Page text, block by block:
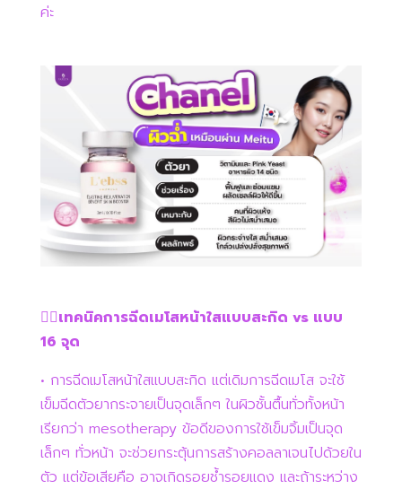
ค่ะ
👉🏻เทคนิคการฉีดเมโสหน้าใสแบบสะกิด vs แบบ
16 จุด
• การฉีดเมโสหน้าใสแบบสะกิด แต่เดิมการฉีดเมโส จะใช้
เข็มฉีดตัวยากระจายเป็นจุดเล็กๆ ในผิวชั้นตื้นทั่วทั้งหน้า
เรียกว่า mesotherapy ข้อดีของการใช้เข็มจิ้มเป็นจุด
เล็กๆ ทั่วหน้า จะช่วยกระตุ้นการสร้างคอลลาเจนไปด้วยใน
ตัว แต่ข้อเสียคือ อาจเกิดรอยช้ำรอยแดง และถ้าระหว่าง